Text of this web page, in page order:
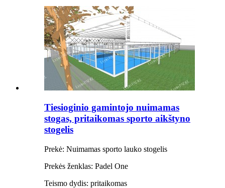
Tiesioginio gamintojo nuimamas
stogas, pritaikomas sporto aikštyno
stogelis
Prekė: Nuimamas sporto lauko stogelis
Prekės ženklas: Padel One
Teismo dydis: pritaikomas